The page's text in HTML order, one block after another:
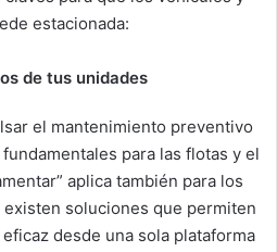
estacionada:
de tus unidades
el mantenimiento preventivo
para las flotas y el
aplica también para los
soluciones que permiten
eficaz desde una sola plataforma